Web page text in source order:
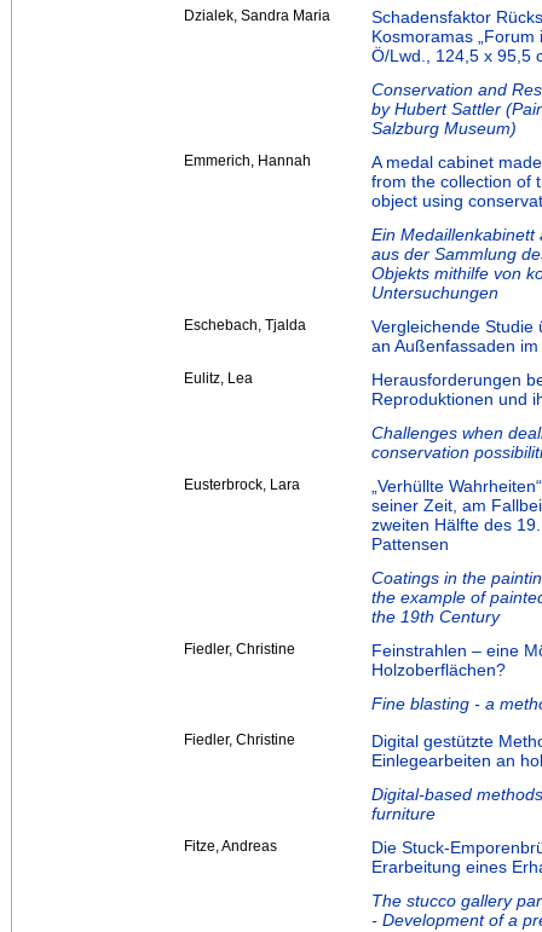
Dzialek, Sandra Maria
Schadensfaktor
Kosmoramas
Ö/Lwd., 124,5 x 95,5
Conservation and
by Hubert Sattler
Salzburg Museum)
Emmerich, Hannah
A medal cabinet
from the collection of
object using
Ein
aus der Sammlung
Objekts mithilfe von
Untersuchungen
Eschebach, Tjalda
Vergleichende Studie
an Außenfassaden
Eulitz, Lea
Herausforderungen
Reproduktionen und
Challenges when
conservation
Eusterbrock, Lara
„Verhüllte
seiner Zeit, am
zweiten Hälfte des
Pattensen
Coatings in the
the example of
the 19th Century
Fiedler, Christine
Feinstrahlen – eine
Holzoberflächen?
Fine blasting - a
Fiedler, Christine
Digital gestützte
Einlegearbeiten an
Digital-based
furniture
Fitze, Andreas
Die Stuck-
Erarbeitung eines
The stucco gallery
- Development of a